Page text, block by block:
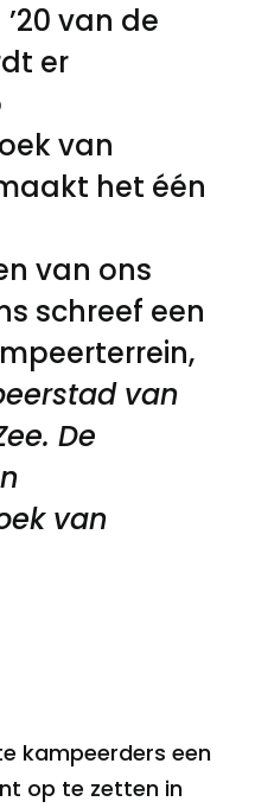
van de
er
van
het één
van ons
schreef een
van
De
van
kampeerders een
op te zetten in